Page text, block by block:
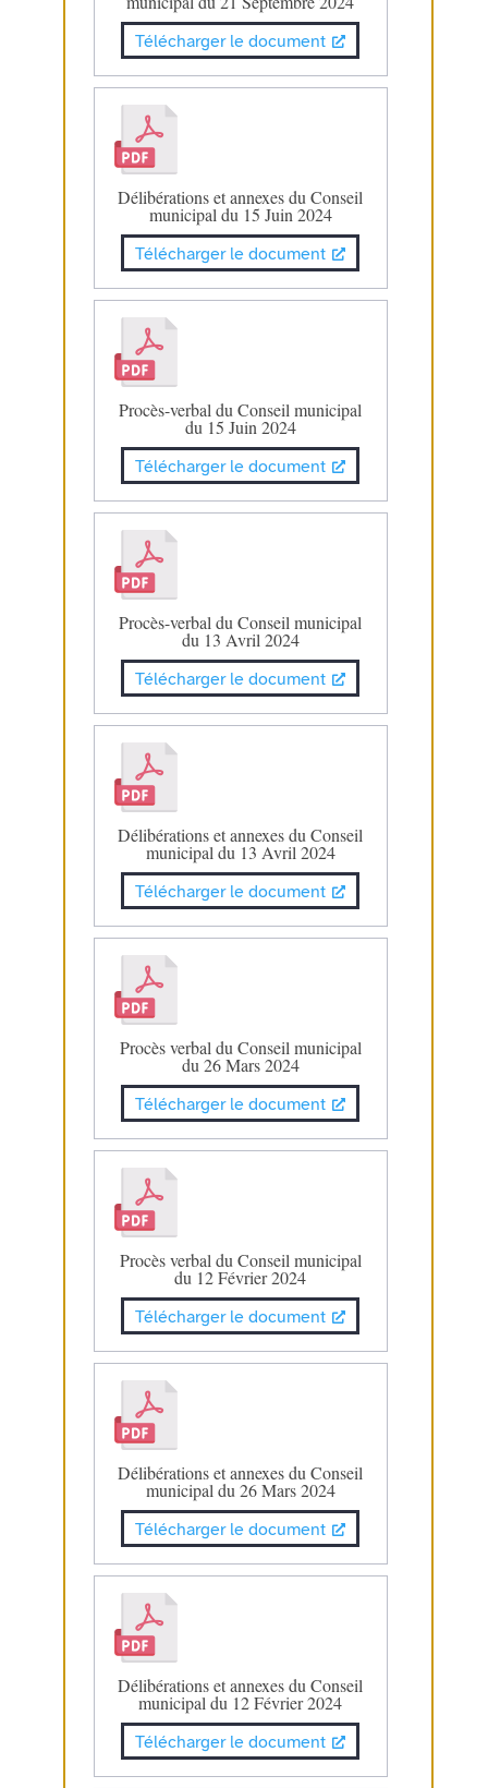
Télécharger le document
Délibérations et annexes du Conseil
municipal du 15 Juin 2024
Télécharger le document
Procès-verbal du Conseil municipal
du 15 Juin 2024
Télécharger le document
Procès-verbal du Conseil municipal
du 13 Avril 2024
Télécharger le document
Délibérations et annexes du Conseil
municipal du 13 Avril 2024
Télécharger le document
Procès verbal du Conseil municipal
du 26 Mars 2024
Télécharger le document
Procès verbal du Conseil municipal
du 12 Février 2024
Télécharger le document
Délibérations et annexes du Conseil
municipal du 26 Mars 2024
Télécharger le document
Délibérations et annexes du Conseil
municipal du 12 Février 2024
Télécharger le document